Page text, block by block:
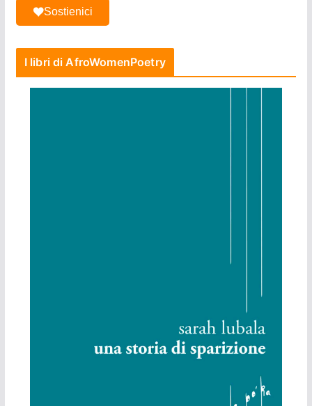
Sostienici
I libri di AfroWomenPoetry